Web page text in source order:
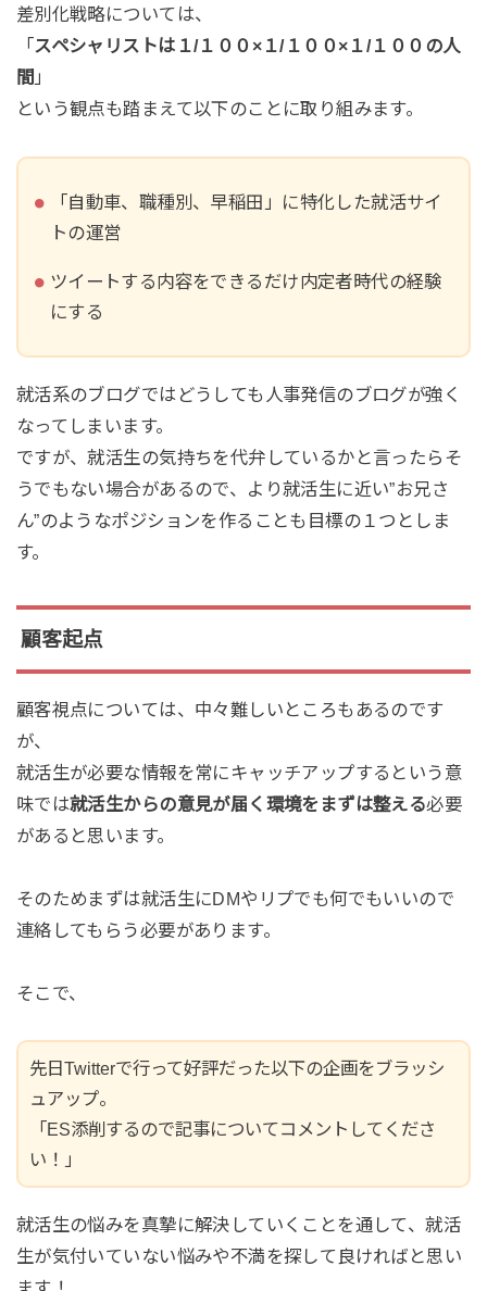
差別化戦略については、
「スペシャリストは１/１００×１/１００×１/１００の人
間 」
という観点も踏まえて以下のことに取り組みます。
「自動車、職種別、早稲田」に特化した就活サイ
トの運営
ツイートする内容をできるだけ内定者時代の経験
にする
就活系のブログではどうしても人事発信のブログが強く
なってしまいます。
ですが、就活生の気持ちを代弁しているかと言ったらそ
うでもない場合があるので、より就活生に近い”お兄さ
ん”のようなポジションを作ることも目標の１つとしま
す。
顧客起点
顧客視点については、中々難しいところもあるのです
が、
就活生が必要な情報を常にキャッチアップするという意
味では就活生からの意見が届く環境をまずは整える必要
があると思います。
そのためまずは就活生にDMやリプでも何でもいいので
連絡してもらう必要があります。
そこで、
先日Twitterで行って好評だった以下の企画をブラッシ
ュアップ。
「ES添削するので記事についてコメントしてくださ
い！」
就活生の悩みを真摯に解決していくことを通して、就活
生が気付いていない悩みや不満を探して良ければと思い